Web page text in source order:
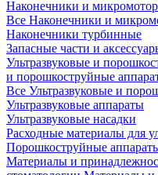
Наконечники и
Все Наконечники и
Наконечники турбинные
Запасные части и
Ультразвуковые и
и порошкоструйные
Все Ультразвуковые и
Ультразвуковые аппараты
Ультразвуковые насадки
Расходные материалы для
Порошкоструйные
Материалы и